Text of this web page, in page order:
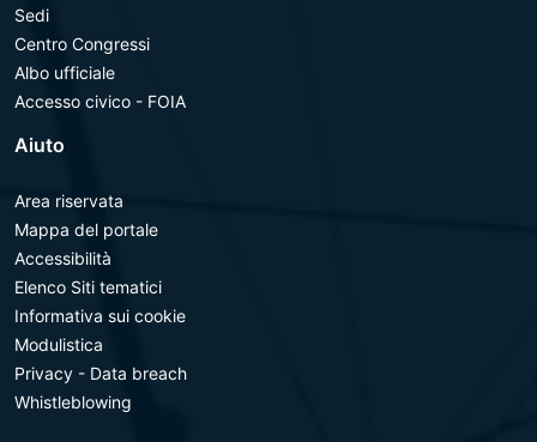
Sedi
Centro Congressi
Albo ufficiale
Accesso civico - FOIA
Aiuto
Area riservata
Mappa del portale
Accessibilità
Elenco Siti tematici
Informativa sui cookie
Modulistica
Privacy - Data breach
Whistleblowing